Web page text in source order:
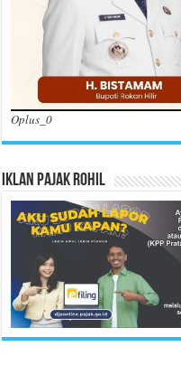
Oplus_0
Iklan Pajak Rohil